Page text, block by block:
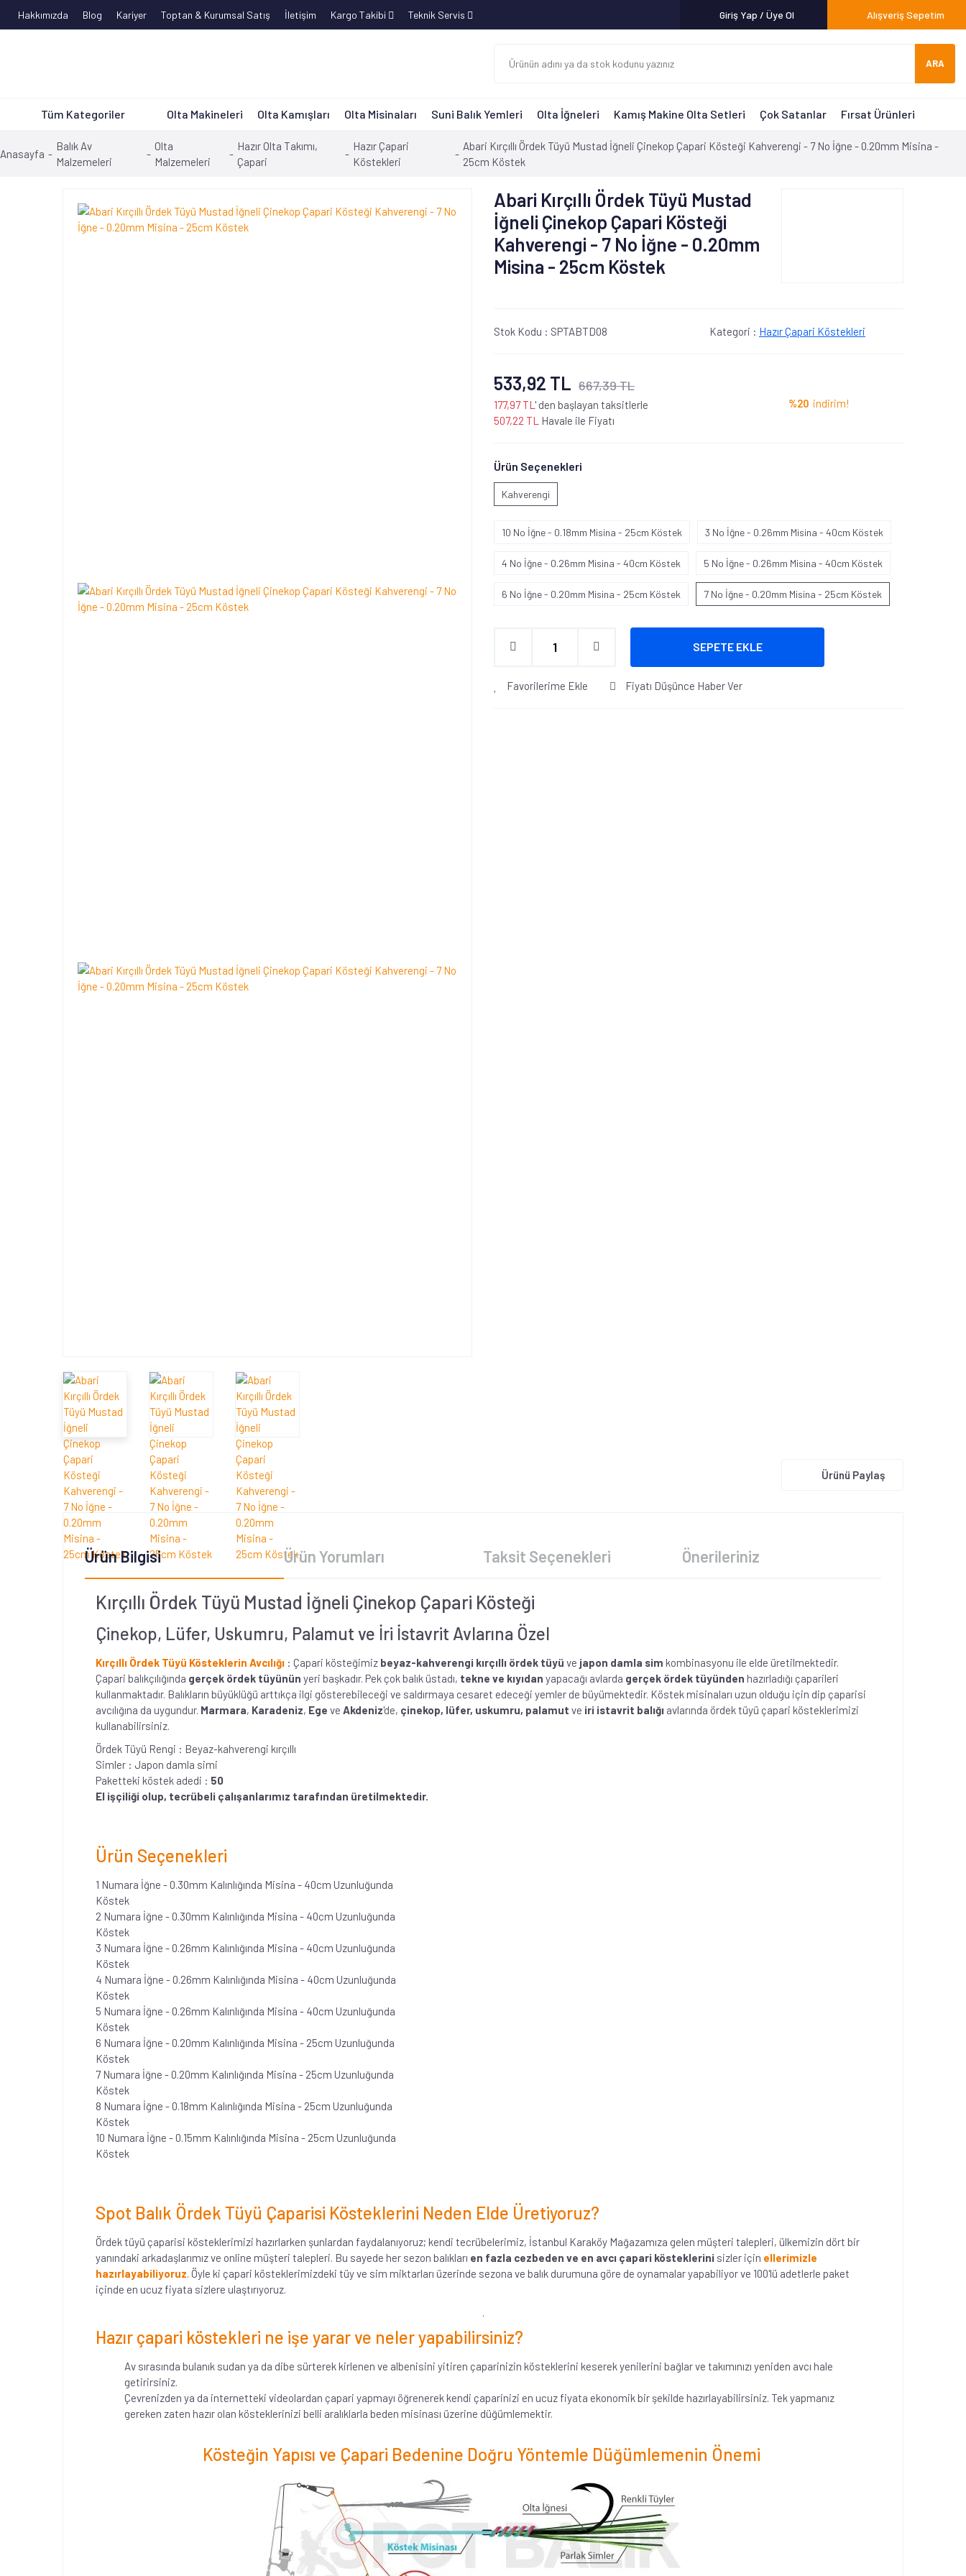
Hakkımızda Blog Kariyer Toptan & Kurumsal Satış İletişim Kargo Takibi Teknik Servis Giriş Yap / Üye Ol Alışveriş Sepetim
ARA
Tüm Kategoriler Olta Makineleri Olta Kamışları Olta Misinaları Suni Balık Yemleri Olta İğneleri Kamış Makine Olta Setleri Çok Satanlar Fırsat Ürünleri
Anasayfa
Balık Av
Malzemeleri
Olta
Malzemeleri
Hazır Olta Takımı,
Çapari
Hazır Çapari
Köstekleri
Abari Kırçıllı Ördek Tüyü Mustad İğneli Çinekop Çapari Kösteği Kahverengi - 7 No İğne - 0.20mm Misina -
25cm Köstek
Abari Kırçıllı Ördek Tüyü Mustad
İğneli Çinekop Çapari Kösteği
Kahverengi - 7 No İğne - 0.20mm
Misina - 25cm Köstek
Stok Kodu : SPTABTD08 Kategori : Hazır Çapari Köstekleri
533,92 TL 667,39 TL
177,97 TL ' den başlayan taksitlerle %20 indirim!
507,22 TL
Havale ile Fiyatı
Ürün Seçenekleri
Kahverengi
10 No İğne - 0.18mm Misina - 25cm Köstek 3 No İğne - 0.26mm Misina - 40cm Köstek
4 No İğne - 0.26mm Misina - 40cm Köstek 5 No İğne - 0.26mm Misina - 40cm Köstek
6 No İğne - 0.20mm Misina - 25cm Köstek 7 No İğne - 0.20mm Misina - 25cm Köstek
SEPETE EKLE
Favorilerime Ekle Fiyatı Düşünce Haber Ver
Ürünü Paylaş
Ürün Bilgisi
Kırçıllı Ördek Tüyü Mustad İğneli Çinekop Çapari Kösteği
Çinekop, Lüfer, Uskumru, Palamut ve İri İstavrit Avlarına Özel
Kırçıllı Ördek Tüyü Kösteklerin Avcılığı : Çapari kösteğimiz beyaz-kahverengi kırçıllı ördek tüyü ve japon damla sim kombinasyonu ile elde üretilmektedir.
Çapari balıkçılığında gerçek ördek tüyünün yeri başkadır. Pek çok balık üstadı, tekne ve kıyıdan yapacağı avlarda gerçek ördek tüyünden hazırladığı çaparileri
kullanmaktadır. Balıkların büyüklüğü arttıkça ilgi gösterebileceği ve saldırmaya cesaret edeceği yemler de büyümektedir. Köstek misinaları uzun olduğu için dip çaparisi
avcılığına da uygundur. Marmara, Karadeniz, Ege ve Akdeniz'de, çinekop, lüfer, uskumru, palamut ve iri istavrit balığı avlarında ördek tüyü çapari kösteklerimizi
kullanabilirsiniz.
Ördek Tüyü Rengi : Beyaz-kahverengi kırçıllı
Simler : Japon damla simi
Paketteki köstek adedi : 50
El işçiliği olup, tecrübeli çalışanlarımız tarafından üretilmektedir.
Ürün Seçenekleri
1 Numara İğne - 0.30mm Kalınlığında Misina - 40cm Uzunluğunda
Köstek
2 Numara İğne - 0.30mm Kalınlığında Misina - 40cm Uzunluğunda
Köstek
3 Numara İğne - 0.26mm Kalınlığında Misina - 40cm Uzunluğunda
Köstek
4 Numara İğne - 0.26mm Kalınlığında Misina - 40cm Uzunluğunda
Köstek
5 Numara İğne - 0.26mm Kalınlığında Misina - 40cm Uzunluğunda
Köstek
6 Numara İğne - 0.20mm Kalınlığında Misina - 25cm Uzunluğunda
Köstek
7 Numara İğne - 0.20mm Kalınlığında Misina - 25cm Uzunluğunda
Köstek
8 Numara İğne - 0.18mm Kalınlığında Misina - 25cm Uzunluğunda
Köstek
10 Numara İğne - 0.15mm Kalınlığında Misina - 25cm Uzunluğunda
Köstek
Spot Balık Ördek Tüyü Çaparisi Kösteklerini Neden Elde Üretiyoruz?
Ördek tüyü çaparisi kösteklerimizi hazırlarken şunlardan faydalanıyoruz; kendi tecrübelerimiz, İstanbul Karaköy Mağazamıza gelen müşteri talepleri, ülkemizin dört bir
yanındaki arkadaşlarımız ve online müşteri talepleri. Bu sayede her sezon balıkları en fazla cezbeden ve en avcı çapari kösteklerini sizler için ellerimizle
hazırlayabiliyoruz. Öyle ki çapari kösteklerimizdeki tüy ve sim miktarları üzerinde sezona ve balık durumuna göre de oynamalar yapabiliyor ve 100'lü adetlerle paket
içinde en ucuz fiyata sizlere ulaştırıyoruz.
.
Hazır çapari köstekleri ne işe yarar ve neler yapabilirsiniz?
Av sırasında bulanık sudan ya da dibe sürterek kirlenen ve albenisini yitiren çaparinizin kösteklerini keserek yenilerini bağlar ve takımınızı yeniden avcı hale
getirirsiniz.
Çevrenizden ya da internetteki videolardan çapari yapmayı öğrenerek kendi çaparinizi en ucuz fiyata ekonomik bir şekilde hazırlayabilirsiniz. Tek yapmanız
gereken zaten hazır olan kösteklerinizi belli aralıklarla beden misinası üzerine düğümlemektir.
Kösteğin Yapısı ve Çapari Bedenine Doğru Yöntemle Düğümlemenin Önemi
Ürün Yorumları Taksit Seçenekleri Önerileriniz